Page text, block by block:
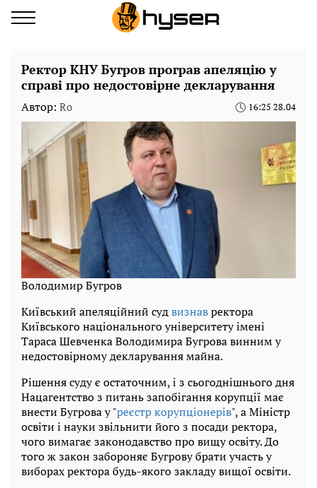
Ректор КНУ Бугров програв апеляцію у
справі про недостовірне декларування
Автор: Ro 16:25 28.04
Володимир Бугров
Київський апеляційний судвизнавректора
Київського національного університету імені
Тараса Шевченка Володимира Бугрова винним у
недостовірному декларування майна.
Рішення суду є остаточним, і з сьогоднішнього дня
Нацагентство з питань запобігання корупції має
внести Бугрова у "реєстр корупціонерів", а Міністр
освіти і науки звільнити його з посади ректора,
чого вимагає законодавство про вищу освіту. До
того ж закон забороняє Бугрову брати участь у
виборах ректора будь-якого закладу вищої освіти.